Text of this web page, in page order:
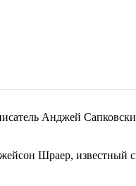
Анджей
Шраер, известный